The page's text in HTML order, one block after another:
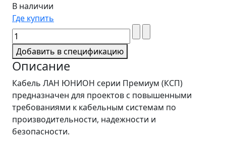
В наличии
Где купить
Добавить в спецификацию
Описание
Кабель ЛАН ЮНИОН серии Премиум (КСП)
предназначен для проектов с повышенными
требованиями к кабельным системам по
производительности, надежности и
безопасности.